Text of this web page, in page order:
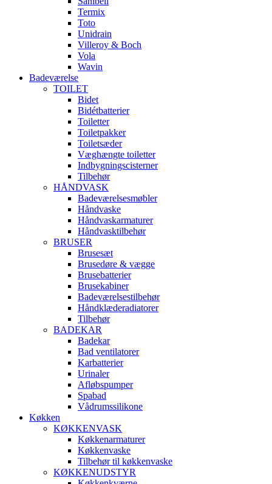
Termix
Toto
Unidrain
Villeroy & Boch
Vola
Wavin
Badeværelse
TOILET
Bidet
Bidétbatterier
Toiletter
Toiletpakker
Toiletsæder
Væghængte toiletter
Indbygningscisterner
Tilbehør
HÅNDVASK
Badeværelsesmøbler
Håndvaske
Håndvaskarmaturer
Håndvasktilbehør
BRUSER
Brusesæt
Brusedøre & vægge
Brusebatterier
Brusekabiner
Badeværelsestilbehør
Håndklæderadiatorer
Tilbehør
BADEKAR
Badekar
Bad ventilatorer
Karbatterier
Urinaler
Afløbspumper
Spabad
Vådrumssilikone
Køkken
KØKKENVASK
Køkkenarmaturer
Køkkenvaske
Tilbehør til køkkenvaske
KØKKENUDSTYR